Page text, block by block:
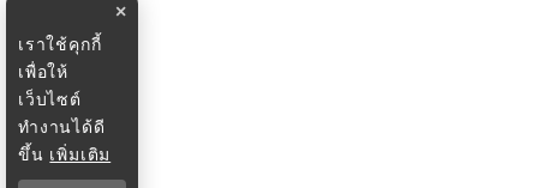
×
เราใช้คุกกี้
เพื่อให้
เว็บไซต์
ทำงานได้ดี
ขึ้น เพิ่มเติม